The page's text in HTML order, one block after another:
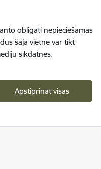
obligāti nepieciešamās
šajā vietnē var tikt
sīkdatnes.
Apstiprināt visas